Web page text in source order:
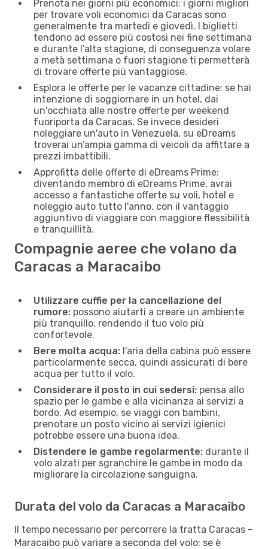
Prenota nei giorni più economici: i giorni migliori
per trovare voli economici da Caracas sono
generalmente tra martedì e giovedì. I biglietti
tendono ad essere più costosi nei fine settimana
e durante l’alta stagione, di conseguenza volare
a metà settimana o fuori stagione ti permetterà
di trovare offerte più vantaggiose.
Esplora le offerte per le vacanze cittadine: se hai
intenzione di soggiornare in un hotel, dai
un'occhiata alle nostre offerte per weekend
fuoriporta da Caracas. Se invece desideri
noleggiare un'auto in Venezuela, su eDreams
troverai un’ampia gamma di veicoli da affittare a
prezzi imbattibili.
Approfitta delle offerte di eDreams Prime:
diventando membro di eDreams Prime, avrai
accesso a fantastiche offerte su voli, hotel e
noleggio auto tutto l'anno, con il vantaggio
aggiuntivo di viaggiare con maggiore flessibilità
e tranquillità.
Compagnie aeree che volano da
Caracas a Maracaibo
Utilizzare cuffie per la cancellazione del
rumore: possono aiutarti a creare un ambiente
più tranquillo, rendendo il tuo volo più
confortevole.
Bere molta acqua: l'aria della cabina può essere
particolarmente secca, quindi assicurati di bere
acqua per tutto il volo.
Considerare il posto in cui sedersi: pensa allo
spazio per le gambe e alla vicinanza ai servizi a
bordo. Ad esempio, se viaggi con bambini,
prenotare un posto vicino ai servizi igienici
potrebbe essere una buona idea.
Distendere le gambe regolarmente: durante il
volo alzati per sgranchire le gambe in modo da
migliorare la circolazione sanguigna.
Durata del volo da Caracas a Maracaibo
Il tempo necessario per percorrere la tratta Caracas -
Maracaibo può variare a seconda del volo: se è